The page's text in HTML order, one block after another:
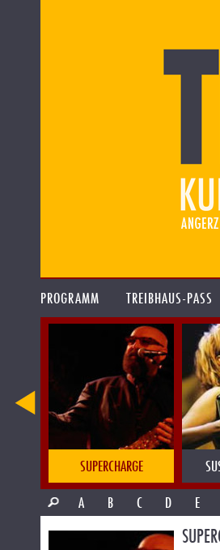
PROGRAMM TREIBHAUS-PASS
SUPERCHARGE
A
B C D E